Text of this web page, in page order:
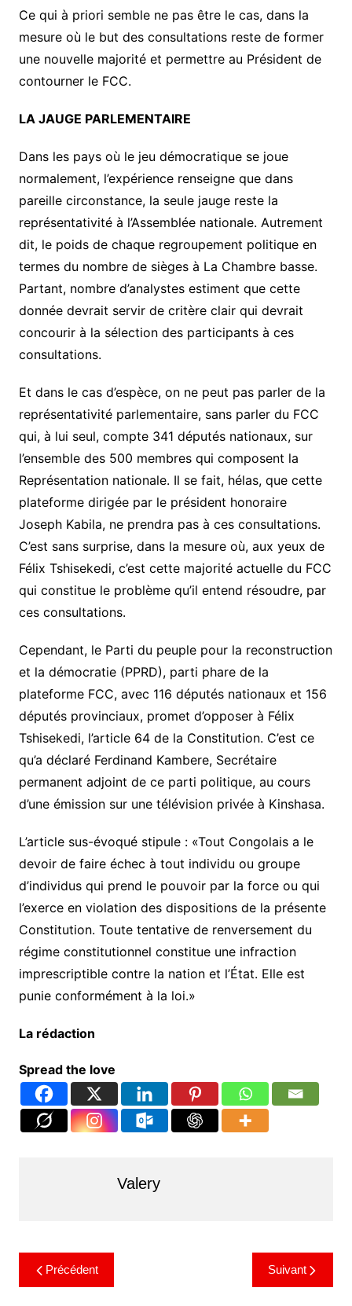
Ce qui à priori semble ne pas être le cas, dans la
mesure où le but des consultations reste de former
une nouvelle majorité et permettre au Président de
contourner le FCC.
LA JAUGE PARLEMENTAIRE
Dans les pays où le jeu démocratique se joue
normalement, l’expérience renseigne que dans
pareille circonstance, la seule jauge reste la
représentativité à l’Assemblée nationale. Autrement
dit, le poids de chaque regroupement politique en
termes du nombre de sièges à La Chambre basse.
Partant, nombre d’analystes estiment que cette
donnée devrait servir de critère clair qui devrait
concourir à la sélection des participants à ces
consultations.
Et dans le cas d’espèce, on ne peut pas parler de la
représentativité parlementaire, sans parler du FCC
qui, à lui seul, compte 341 députés nationaux, sur
l’ensemble des 500 membres qui composent la
Représentation nationale. Il se fait, hélas, que cette
plateforme dirigée par le président honoraire
Joseph Kabila, ne prendra pas à ces consultations.
C’est sans surprise, dans la mesure où, aux yeux de
Félix Tshisekedi, c’est cette majorité actuelle du FCC
qui constitue le problème qu’il entend résoudre, par
ces consultations.
Cependant, le Parti du peuple pour la reconstruction
et la démocratie (PPRD), parti phare de la
plateforme FCC, avec 116 députés nationaux et 156
députés provinciaux, promet d’opposer à Félix
Tshisekedi, l’article 64 de la Constitution. C’est ce
qu’a déclaré Ferdinand Kambere, Secrétaire
permanent adjoint de ce parti politique, au cours
d’une émission sur une télévision privée à Kinshasa.
L’article sus-évoqué stipule : «Tout Congolais a le
devoir de faire échec à tout individu ou groupe
d’individus qui prend le pouvoir par la force ou qui
l’exerce en violation des dispositions de la présente
Constitution. Toute tentative de renversement du
régime constitutionnel constitue une infraction
imprescriptible contre la nation et l’État. Elle est
punie conformément à la loi.»
La rédaction
Spread the love
Valery
Précédent Suivant